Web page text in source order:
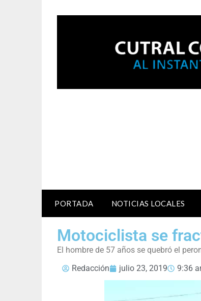
PORTADA NOTICIAS LOCALES
Motociclista se
El hombre de 57 años se quebró el
Redacción
julio 23, 2019 9:36